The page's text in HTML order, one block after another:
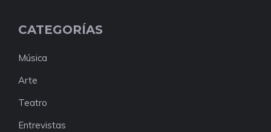
CATEGORÍAS
Música
Arte
Teatro
Entrevistas